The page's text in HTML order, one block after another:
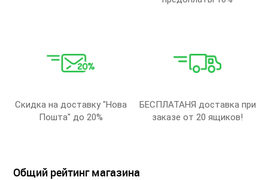
Скидка на доставку "Нова
Пошта" до 20%
БЕСПЛАТАНЯ доставка при
заказе от 20 ящиков!
Общий рейтинг магазина